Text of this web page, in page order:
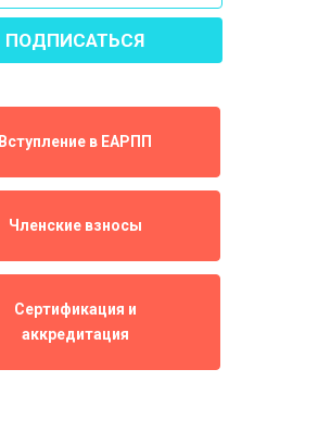
Вступление в ЕАРПП
Членские взносы
Сертификация и
аккредитация